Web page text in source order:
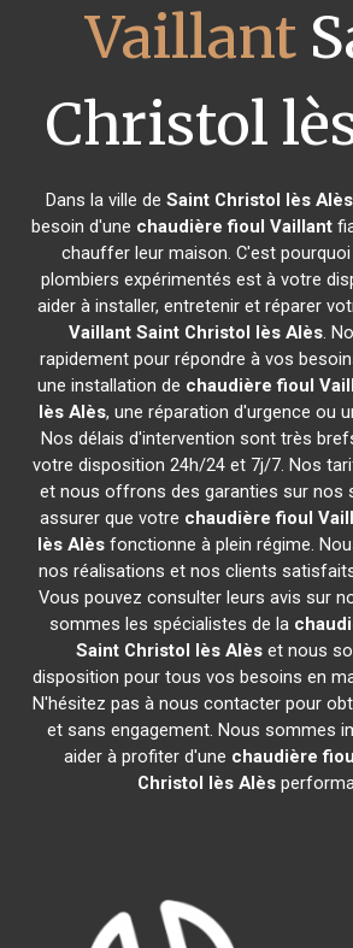
Vaillant
Christol
Dans la ville de Saint Christol lès Alès
besoin d'une chaudière fioul Vaillant
chauffer leur maison. C'est
plombiers expérimentés est à votre
aider à installer, entretenir et réparer
Vaillant Saint Christol lès Alès.
rapidement pour répondre à vos
une installation de chaudière fioul
lès Alès, une réparation d'urgence ou
Nos délais d'intervention sont très
votre disposition 24h/24 et 7j/7. Nos
et nous offrons des garanties sur nos
assurer que votre chaudière fioul
lès Alès fonctionne à plein régime.
nos réalisations et nos clients
Vous pouvez consulter leurs avis sur
sommes les spécialistes de la
Saint Christol lès Alèset nous
disposition pour tous vos besoins en
N'hésitez pas à nous contacter pour
et sans engagement. Nous sommes
aider à profiter d'une chaudière
Christol lès Alès